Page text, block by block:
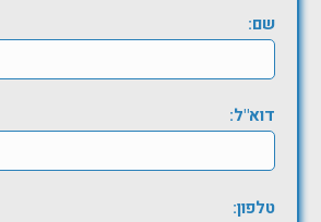
שם:
דוא"ל:
טלפון: